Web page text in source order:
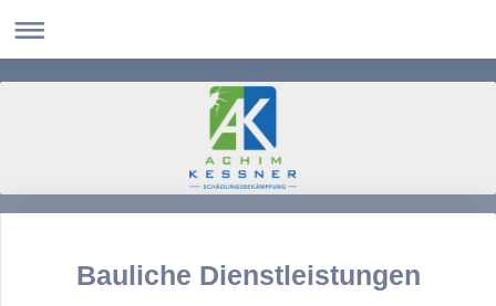
Bauliche Dienstleistungen